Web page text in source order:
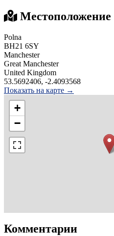
Местоположение
Polna
BH21 6SY
Manchester
Great Manchester
United Kingdom
53.5692406, -2.4093568
Показать на карте →
+
−
Комментарии